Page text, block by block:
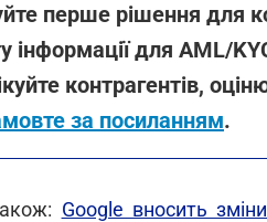
перше рішення для
інформації для AML/
контрагентів,
за посиланням.
Google вносить